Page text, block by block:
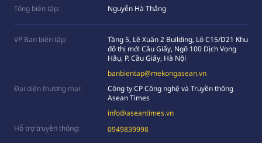
Tổng biên tập:
Nguyễn Hà Thắng
VP Ban biên tập:
Tầng 5, Lê Xuân 2 Building, Lô C15/D21 Khu
đô thị mới Cầu Giấy, Ngõ 100 Dịch Vọng
Hâụ, P. Cầu Giấy, Hà Nội
banbientap@mekongasean.vn
Đại diện thương mại:
Công ty CP Công nghệ và Truyền thông
Asean Times
info@aseantimes.vn
Hỗ trợ truyền thông:
0949839998